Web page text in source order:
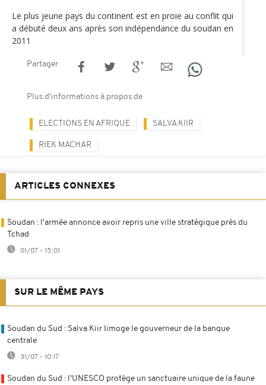
Le plus jeune pays du continent est en proie au conflit qui
a débuté deux ans après son indépendance du soudan en
2011
Partager
Plus d'informations à propos de
ELECTIONS EN AFRIQUE SALVA KIIR
RIEK MACHAR
ARTICLES CONNEXES
Soudan : l'armée annonce avoir repris une ville stratégique près du
Tchad
01/07 - 15:01
SUR LE MÊME PAYS
Soudan du Sud : Salva Kiir limoge le gouverneur de la banque
centrale
31/07 - 10:17
Soudan du Sud : l'UNESCO protège un sanctuaire unique de la faune